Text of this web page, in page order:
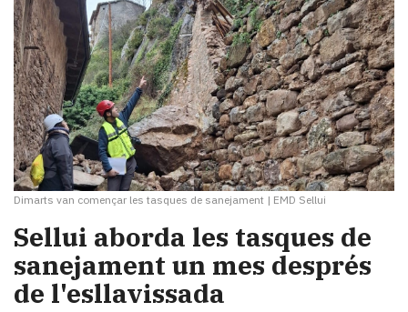
Dimarts van començar les tasques de sanejament | EMD Sellui
Sellui aborda les tasques de
sanejament un mes després
de l'esllavissada